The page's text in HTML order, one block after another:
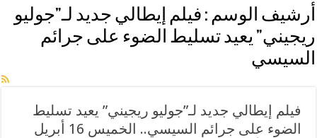
أرشيف الوسم : فيلم إيطالي جديد لـ”جوليو
ريجيني” يعيد تسليط الضوء على جرائم
السيسي
فيلم إيطالي جديد لـ”جوليو ريجيني” يعيد تسليط
الضوء على جرائم السيسي.. الخميس 16 أبريل